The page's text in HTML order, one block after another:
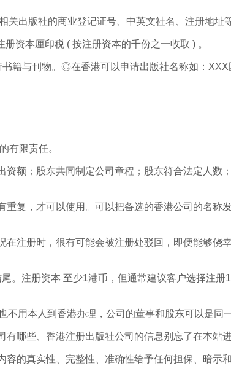
出版社的商业登记证号、中英文社名、注册地址
资本厘印税 ( 按注册资本的千份之一收取 ) 。
籍与刊物。◎在香港可以申请出版社名称如：
有限责任。
额；股东共同制定公司章程；股东符合法定人数
复，才可以使用。可以把备选的香港公司的名称
注册时，很有可能会被注册处驳回，即便能够侥
。注册资本 至少1港币，但通常建议客户选择注册
用本人到香港办理，公司的董事和股东可以是同一
哪些、香港注册出版社公司的信息别忘了在本站进
的真实性、完整性、准确性给予任何担保、暗示